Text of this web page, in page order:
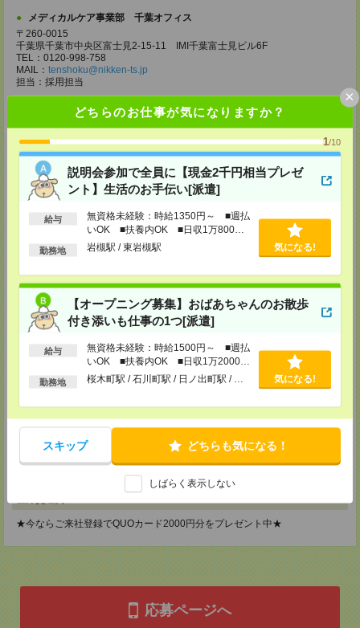
どちらのお仕事が気になりますか？
1/10
説明会参加で全員に【現金2千円相当プレゼ
ント】生活のお手伝い[派遣]
給与
無資格未経験：時給1350円～ ■週払
いOK ■扶養内OK ■日収1万800円
以上
勤務地 岩槻駅 / 東岩槻駅 気になる!
【オープニング募集】おばあちゃんのお散歩
付き添いも仕事の1つ[派遣]
給与
無資格未経験：時給1500円～ ■週払
いOK ■扶養内OK ■日収1万2000円
以上
勤務地 桜木町駅 / 石川町駅 / 日ノ出町駅 / … 気になる!
スキップ どちらも気になる！
しばらく表示しない
×
メディカルケア事業部 千葉オフィス
〒260-0015
千葉県千葉市中央区富士見2-15-11 IMI千葉富士見ビル6F
TEL：0120-998-758
MAIL： tenshoku@nikken-ts.jp
担当：採用担当
メディカルケア事業部 柏オフィス
千葉県柏市末広町5-19 第12関口ビル7F 705号室
MAIL：tenshoku@nikken-ts.jp
担当：採用担当
メディカルケア事業部 新宿オフィス
東京都新宿区新宿2-3-10 新宿御苑ビル6階
TEL：0120-457-235
MAIL：tenshoku@nikken-ts.jp
メディカルケア事業部 立川事業所
東京都立川市錦町1-12-14
TEL：0120-934-200
MAIL：tenshoku@nikken-ts.jp
担当：採用担当
メディカルケア事業部 町田オフィス
東京都町田市森野1-7-23 大樹生命町田ビル6F
TEL：0120-453-285
MAIL： tenshoku@nikken-ts.jp
担当：採用担当
神奈川県横浜市保土ケ谷区神戸町134 横浜ビジネスパークサウスタワー
2F B区画
TEL：0120-901-799
MAIL：tenshoku@nikken-ts.jp
★今ならご来社登録でQUOカード2000円分をプレゼント中★
応募ページへ